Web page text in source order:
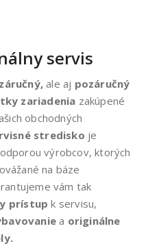
servis
záručný, ale aj pozáručný
zariadenia zakúpené
obchodných
stredisko je
výrobcov, ktorých
na báze
vám tak
prístup k servisu,
a originálne